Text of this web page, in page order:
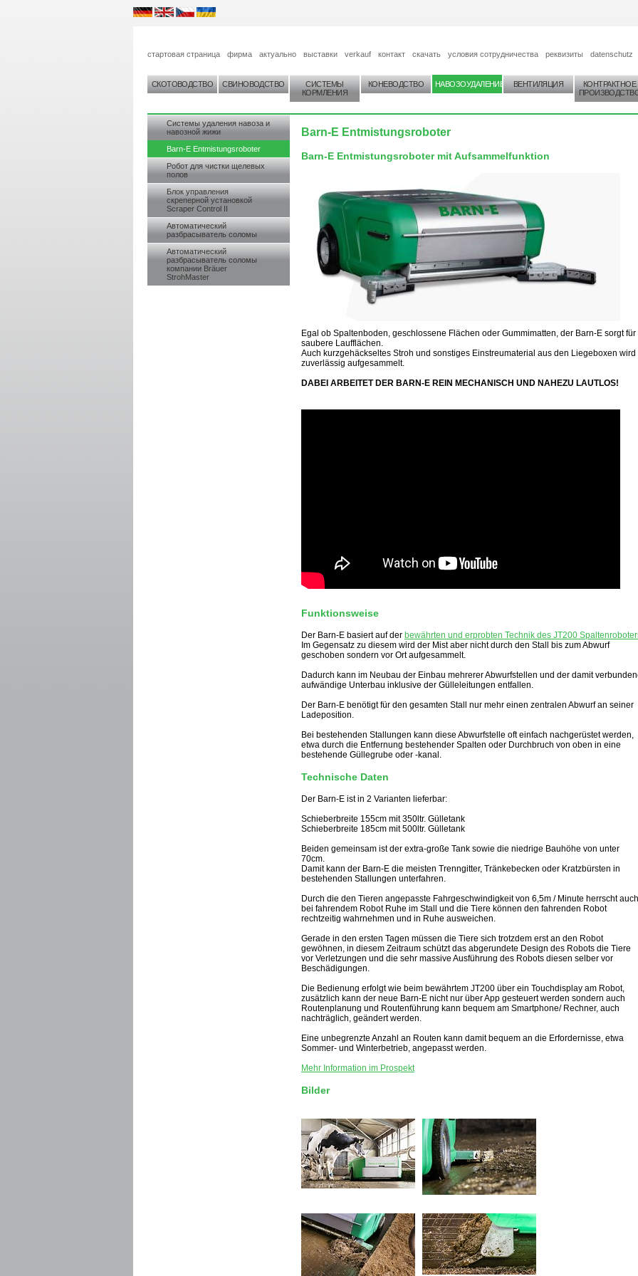
стартовая страница фирма актуально выставки verkauf контакт скачать условия сотрудничества реквизиты datenschutz
СКОТОВОДСТВО СВИНОВОДСТВО
СИСТЕМЫ
КОРМЛЕНИЯ
КОНЕВОДСТВО НАВОЗОУДАЛЕНИЕ ВЕНТИЛЯЦИЯ
КОНТРАКТНОЕ
Системы удаления навоза и
навозной жижи
Barn-E Entmistungsroboter
Робот для чистки щелевых
полов
Блок управления
скреперной установкой
Scraper Control II
Автоматический
разбрасыватель соломы
Автоматический
разбрасыватель соломы
компании Bräuer
StrohMaster
Barn-E Entmistungsroboter
Barn-E Entmistungsroboter mit Aufsammelfunktion
Egal ob Spaltenboden, geschlossene Flächen oder Gummimatten, der Barn-E sorgt für
saubere Laufflächen.
Auch kurzgehäckseltes Stroh und sonstiges Einstreumaterial aus den Liegeboxen wird
zuverlässig aufgesammelt.
DABEI ARBEITET DER BARN-E REIN MECHANISCH UND NAHEZU LAUTLOS!
Funktionsweise
Der Barn-E basiert auf der bewährten und erprobten Technik des JT200
Im Gegensatz zu diesem wird der Mist aber nicht durch den Stall bis zum Abwurf
geschoben sondern vor Ort aufgesammelt.
Dadurch kann im Neubau der Einbau mehrerer Abwurfstellen und der damit
aufwändige Unterbau inklusive der Gülleleitungen entfallen.
Der Barn-E benötigt für den gesamten Stall nur mehr einen zentralen Abwurf an seiner
Ladeposition.
Bei bestehenden Stallungen kann diese Abwurfstelle oft einfach nachgerüstet werden,
etwa durch die Entfernung bestehender Spalten oder Durchbruch von oben in eine
bestehende Güllegrube oder -kanal.
Technische Daten
Der Barn-E ist in 2 Varianten lieferbar:
Schieberbreite 155cm mit 350ltr. Gülletank
Schieberbreite 185cm mit 500ltr. Gülletank
Beiden gemeinsam ist der extra-große Tank sowie die niedrige Bauhöhe von unter
70cm.
Damit kann der Barn-E die meisten Trenngitter, Tränkebecken oder Kratzbürsten in
bestehenden Stallungen unterfahren.
Durch die den Tieren angepasste Fahrgeschwindigkeit von 6,5m / Minute herrscht auch
bei fahrendem Robot Ruhe im Stall und die Tiere können den fahrenden Robot
rechtzeitig wahrnehmen und in Ruhe ausweichen.
Gerade in den ersten Tagen müssen die Tiere sich trotzdem erst an den Robot
gewöhnen, in diesem Zeitraum schützt das abgerundete Design des Robots die Tiere
vor Verletzungen und die sehr massive Ausführung des Robots diesen selber vor
Beschädigungen.
Die Bedienung erfolgt wie beim bewährtem JT200 über ein Touchdisplay am Robot,
zusätzlich kann der neue Barn-E nicht nur über App gesteuert werden sondern auch
Routenplanung und Routenführung kann bequem am Smartphone/ Rechner, auch
nachträglich, geändert werden.
Eine unbegrenzte Anzahl an Routen kann damit bequem an die Erfordernisse, etwa
Sommer- und Winterbetrieb, angepasst werden.
Mehr Information im Prospekt
Bilder